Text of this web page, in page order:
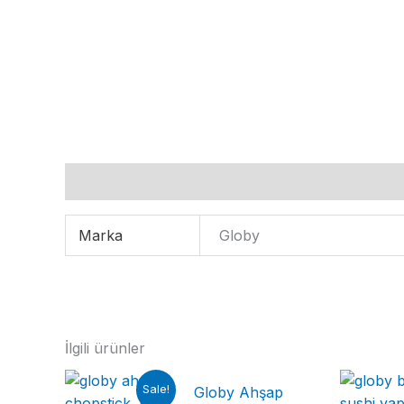
Marka Globy
İlgili ürünler
Sale!
Globy Ahşap